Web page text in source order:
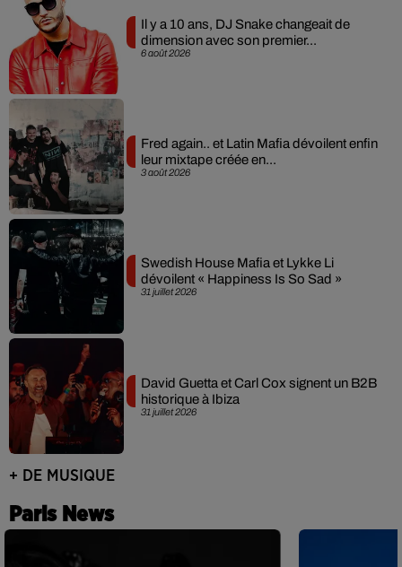
6 août 2026
Il y a 10 ans, DJ Snake changeait de
dimension avec son premier...
3 août 2026
Fred again.. et Latin Mafia dévoilent enfin
leur mixtape créée en...
31 juillet 2026
Swedish House Mafia et Lykke Li
dévoilent « Happiness Is So Sad »
31 juillet 2026
David Guetta et Carl Cox signent un B2B
historique à Ibiza
+ DE MUSIQUE
Paris News